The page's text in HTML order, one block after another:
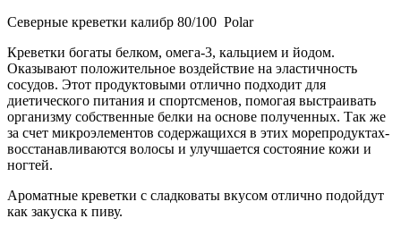
Северные креветки калибр 80/100 Polar
Креветки богаты белком, омега-3, кальцием и йодом.
Оказывают положительное воздействие на эластичность
сосудов. Этот продуктовыми отлично подходит для
диетического питания и спортсменов, помогая выстраивать
организму собственные белки на основе полученных. Так же
за счет микроэлементов содержащихся в этих морепродуктах-
восстанавливаются волосы и улучшается состояние кожи и
ногтей.
Ароматные креветки с сладковаты вкусом отлично подойдут
как закуска к пиву.